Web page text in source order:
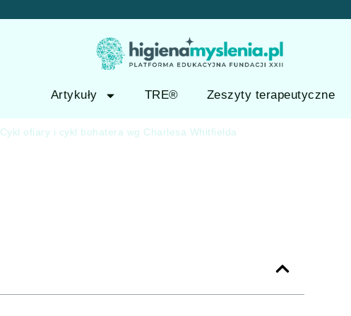
Artykuły TRE® Zeszyty terapeutyczne
Cykl ofiary i cykl bohatera wg Charlesa Whitfielda